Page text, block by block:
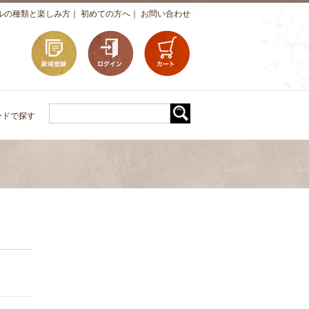
お問い合わせ
初めての方へ
の種類と楽しみ方
ドで探す